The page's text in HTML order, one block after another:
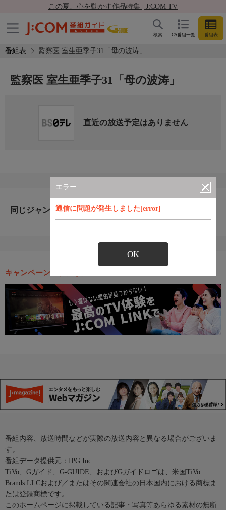
この夏、心を動かす作品特集 | J:COM TV
CS番組一覧 番組表
検索
番組表 監察医 室生亜季子31「母の波涛」
エラー
通信に問題が発生しました[error]
OK
監察医 室生亜季子31「母の波涛」
直近の放送予定はありません
同じジャンルのおすすめ番組
キャンペーン・お得な情報
番組内容、放送時間などが実際の放送内容と異なる場合がございま
す。
番組データ提供元：IPG Inc.
TiVo、Gガイド、G-GUIDE、およびGガイドロゴは、米国TiVo
Brands LLCおよび／またはその関連会社の日本国内における商標ま
たは登録商標です。
このホームページに掲載している記事・写真等あらゆる素材の無断